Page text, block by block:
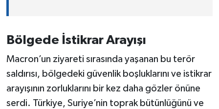
Bölgede İstikrar Arayışı
Macron’un ziyareti sırasında yaşanan bu terör
saldırısı, bölgedeki güvenlik boşluklarını ve istikrar
arayışının zorluklarını bir kez daha gözler önüne
serdi. Türkiye, Suriye’nin toprak bütünlüğünü ve